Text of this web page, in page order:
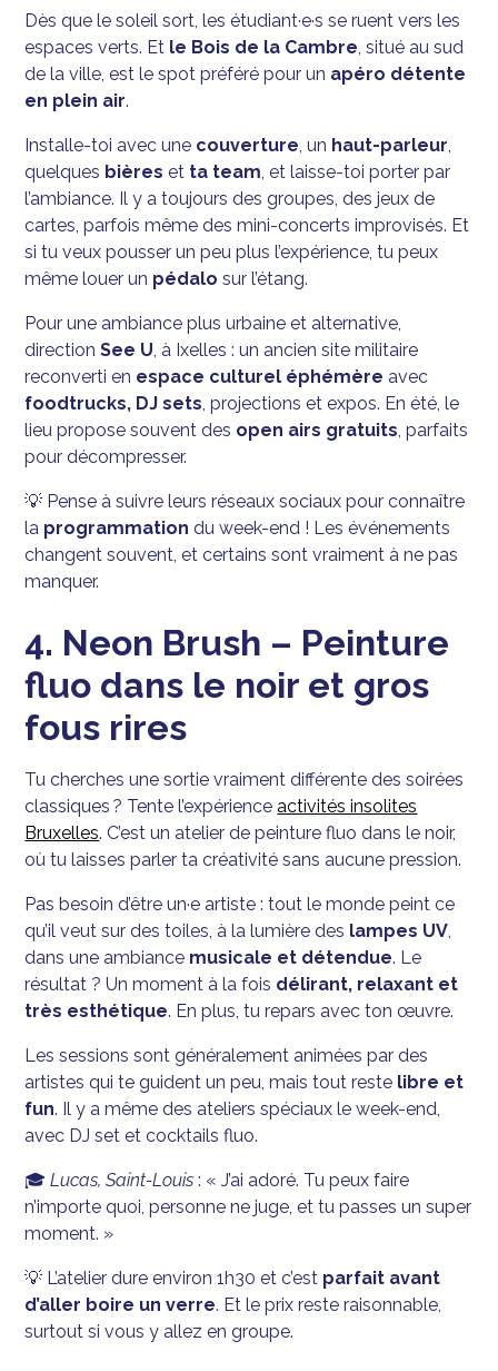
Dès que le soleil sort, les étudiant·e·s se ruent vers les
espaces verts. Et le Bois de la Cambre, situé au sud
de la ville, est le spot préféré pour un apéro détente
en plein air.
Installe-toi avec une couverture, un haut-parleur,
quelques bières et ta team, et laisse-toi porter par
l’ambiance. Il y a toujours des groupes, des jeux de
cartes, parfois même des mini-concerts improvisés. Et
si tu veux pousser un peu plus l’expérience, tu peux
même louer un pédalo sur l’étang.
Pour une ambiance plus urbaine et alternative,
directionSee U, à Ixelles : un ancien site militaire
reconverti en espace culturel éphémère avec
foodtrucks, DJ sets, projections et expos. En été, le
lieu propose souvent des open airs gratuits, parfaits
pour décompresser.
💡 Pense à suivre leurs réseaux sociaux pour connaître
la programmation du week-end ! Les événements
changent souvent, et certains sont vraiment à ne pas
manquer.
4. Neon Brush – Peinture
fluo dans le noir et gros
fous rires
Tu cherches une sortie vraiment différente des soirées
classiques ? Tente l’expérienceactivités insolites
Bruxelles. C’est un atelier de peinture fluo dans le noir,
où tu laisses parler ta créativité sans aucune pression.
Pas besoin d’être un·e artiste : tout le monde peint ce
qu’il veut sur des toiles, à la lumière des lampes UV,
dans une ambiance musicale et détendue. Le
résultat ? Un moment à la fois délirant, relaxant et
très esthétique. En plus, tu repars avec ton œuvre.
Les sessions sont généralement animées par des
artistes qui te guident un peu, mais tout reste libre et
fun. Il y a même des ateliers spéciaux le week-end,
avec DJ set et cocktails fluo.
🎓Lucas, Saint-Louis : « J’ai adoré. Tu peux faire
n’importe quoi, personne ne juge, et tu passes un super
moment. »
💡 L’atelier dure environ 1h30 et c’est parfait avant
d’aller boire un verre. Et le prix reste raisonnable,
surtout si vous y allez en groupe.